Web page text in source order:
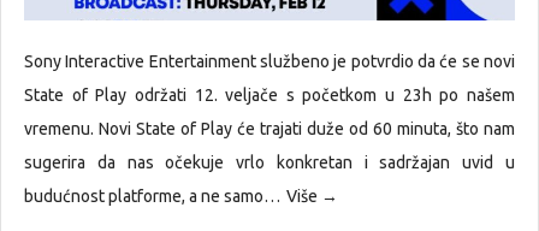
Sony Interactive Entertainment službeno je potvrdio da će se novi
State of Play održati 12. veljače s početkom u 23h po našem
vremenu. Novi State of Play će trajati duže od 60 minuta, što nam
sugerira da nas očekuje vrlo konkretan i sadržajan uvid u
budućnost platforme, a ne samo… Više →